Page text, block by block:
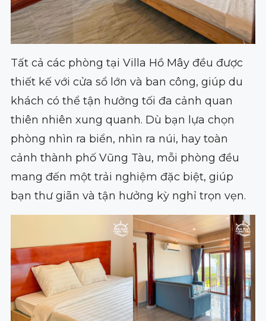
Tất cả các phòng tại Villa Hồ Mây đều được
thiết kế với cửa sổ lớn và ban công, giúp du
khách có thể tận hưởng tối đa cảnh quan
thiên nhiên xung quanh. Dù bạn lựa chọn
phòng nhìn ra biển, nhìn ra núi, hay toàn
cảnh thành phố Vũng Tàu, mỗi phòng đều
mang đến một trải nghiệm đặc biệt, giúp
bạn thư giãn và tận hưởng kỳ nghỉ trọn vẹn.